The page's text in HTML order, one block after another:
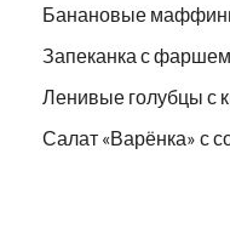
Банановые
Запеканка с
Ленивые голубцы с
Салат «Варёнка» с